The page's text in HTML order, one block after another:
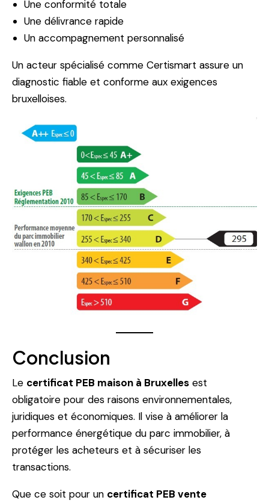
Une conformité totale
Une délivrance rapide
Un accompagnement personnalisé
Un acteur spécialisé comme Certismart assure un
diagnostic fiable et conforme aux exigences
bruxelloises.
Conclusion
Le certificat PEB maison à Bruxelles est
obligatoire pour des raisons environnementales,
juridiques et économiques. Il vise à améliorer la
performance énergétique du parc immobilier, à
protéger les acheteurs et à sécuriser les
transactions.
Que ce soit pour un certificat PEB vente